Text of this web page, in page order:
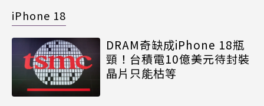
iPhone 18
DRAM奇缺成iPhone 18瓶
頸！台積電10億美元待封裝
晶片只能枯等